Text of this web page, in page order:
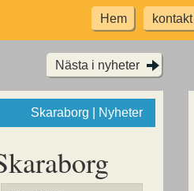
Hem kontakt
Nästa i nyheter
Skaraborg | Nyheter